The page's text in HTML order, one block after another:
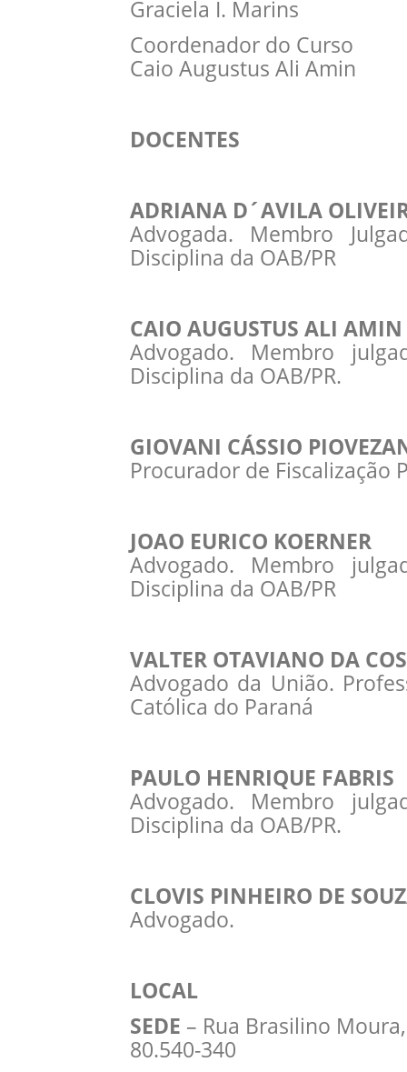
Graciela I. Marins
Coordenador do Curso
Caio Augustus Ali Amin
DOCENTES
ADRIANA D´AVILA
Advogada. Membro
Disciplina da OAB/PR
CAIO AUGUSTUS ALI AMIN
Advogado. Membro
Disciplina da OAB/PR.
GIOVANI CÁSSIO
Procurador de Fiscalização
JOAO EURICO KOERNER
Advogado. Membro
Disciplina da OAB/PR
VALTER OTAVIANO DA
Advogado da União.
Católica do Paraná
PAULO HENRIQUE FABRIS
Advogado. Membro
Disciplina da OAB/PR.
CLOVIS PINHEIRO DE
Advogado.
LOCAL
SEDE – Rua Brasilino
80.540-340